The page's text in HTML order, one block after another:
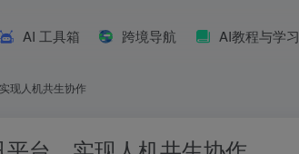
AI 工具箱 跨境导航 AI教程与学习
现人机共生协作